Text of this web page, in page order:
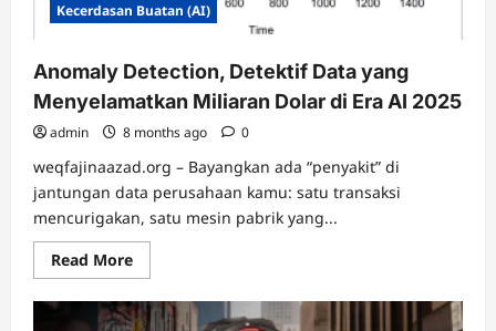
Kecerdasan Buatan (AI)
Anomaly Detection, Detektif Data yang
Menyelamatkan Miliaran Dolar di Era AI 2025
admin 8 months ago 0
weqfajinaazad.org – Bayangkan ada “penyakit” di
jantungan data perusahaan kamu: satu transaksi
mencurigakan, satu mesin pabrik yang...
Read MoreRead
more
Anomaly
Detection,